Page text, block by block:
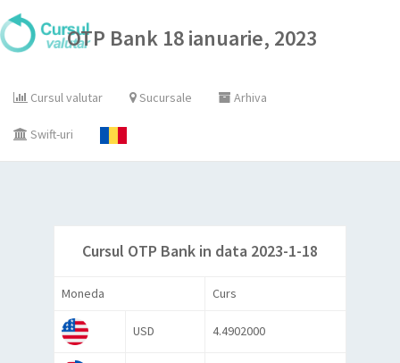
OTP Bank 18 ianuarie, 2023
Cursul valutar Sucursale Arhiva
Swift-uri
Cursul OTP Bank in data 2023-1-18
Moneda Curs
USD 4.4902000